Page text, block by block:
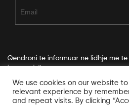
Qëndroni të informuar në lidhje më
kompanisë.
We use cookies on our website
relevant experience by
and repeat visits. By clicking